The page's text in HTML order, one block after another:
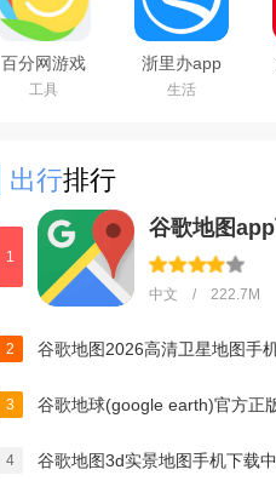
百分网游戏
盒子下载
2026新版
工具
浙里办app
官方下载
2026手机版
生活
出行排行
1
中文 / 222.7M
2
3
4